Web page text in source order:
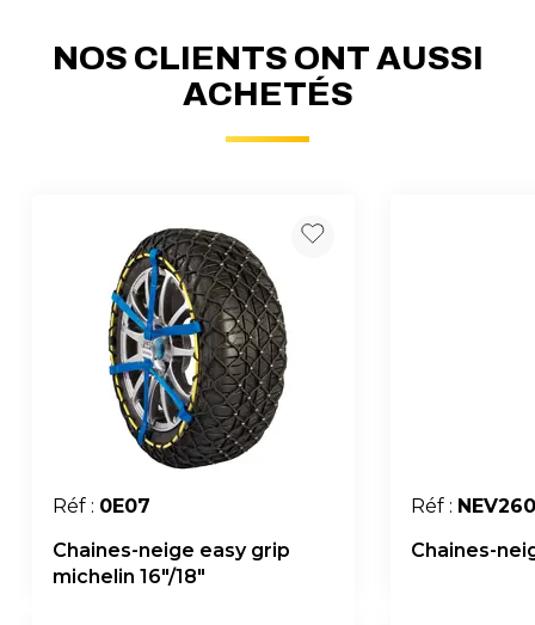
NOS CLIENTS ONT AUSSI
ACHETÉS
Réf : 0E07
Chaines-neige easy grip
michelin 16"/18"
Réf : NEV260
Chaines-